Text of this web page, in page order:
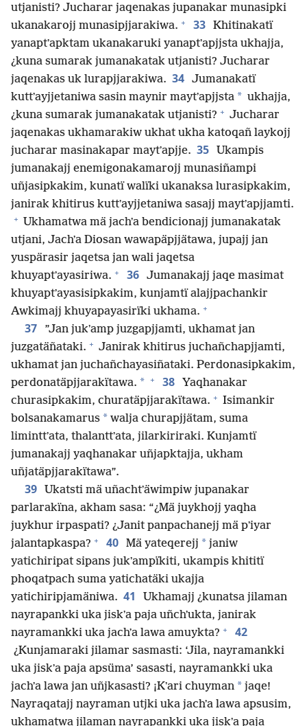
utjanisti? Jucharar jaqenakas jupanakar munasipki
ukanakarojj munasipjjarakiwa. + 33 Khitinakatï
yanaptʼapktam ukanakaruki yanaptʼapjjsta ukhajja,
¿kuna sumarak jumanakatak utjanisti? Jucharar
jaqenakas uk lurapjjarakiwa. 34 Jumanakatï
kuttʼayjjetaniwa sasin maynir maytʼapjjsta * ukhajja,
¿kuna sumarak jumanakatak utjanisti? + Jucharar
jaqenakas ukhamarakiw ukhat ukha katoqañ laykojj
jucharar masinakapar maytʼapjje. 35
Ukampis
jumanakajj enemigonakamarojj munasiñampi
uñjasipkakim, kunatï walïki ukanaksa lurasipkakim,
janirak khitirus kuttʼayjjetaniwa sasajj maytʼapjjamti.
+ Ukhamatwa mä jachʼa bendicionajj jumanakatak
utjani, Jachʼa Diosan wawapäpjjätawa, jupajj jan
yuspärasir jaqetsa jan wali jaqetsa
khuyaptʼayasiriwa. + 36 Jumanakajj jaqe masimat
khuyaptʼayasisipkakim, kunjamtï alajjpachankir
Awkimajj khuyapayasirïki ukhama. +
37
”Jan jukʼamp juzgapjjamti, ukhamat jan
juzgatäñataki. + Janirak khitirus juchañchapjjamti,
ukhamat jan juchañchayasiñataki. Perdonasipkakim,
perdonatäpjjarakïtawa. * + 38
Yaqhanakar
churasipkakim, churatäpjjarakïtawa. + Isimankir
bolsanakamarus * walja churapjjätam, suma
liminttʼata, thalanttʼata, jilarkiriraki. Kunjamtï
jumanakajj yaqhanakar uñjapktajja, ukham
uñjatäpjjarakïtawa”.
39
Ukatsti mä uñachtʼäwimpiw jupanakar
parlarakïna, akham sasa: “¿Mä juykhojj yaqha
juykhur irpaspati? ¿Janit panpachanejj mä pʼiyar
jalantapkaspa? + 40 Mä yateqerejj * janiw
yatichiripat sipans jukʼampïkiti, ukampis khititï
phoqatpach suma yatichatäki ukajja
yatichiripjamäniwa. 41
Ukhamajj ¿kunatsa jilaman
nayrapankki uka jiskʼa paja uñchʼukta, janirak
nayramankki uka jachʼa lawa amuykta? + 42
¿Kunjamaraki jilamar sasmasti: ‘Jila, nayramankki
uka jiskʼa paja apsüma’ sasasti, nayramankki uka
jachʼa lawa jan uñjkasasti? ¡Kʼari chuyman * jaqe!
Nayraqatajj nayraman utjki uka jachʼa lawa apsusim,
ukhamatwa jilaman nayrapankki uka jiskʼa paja